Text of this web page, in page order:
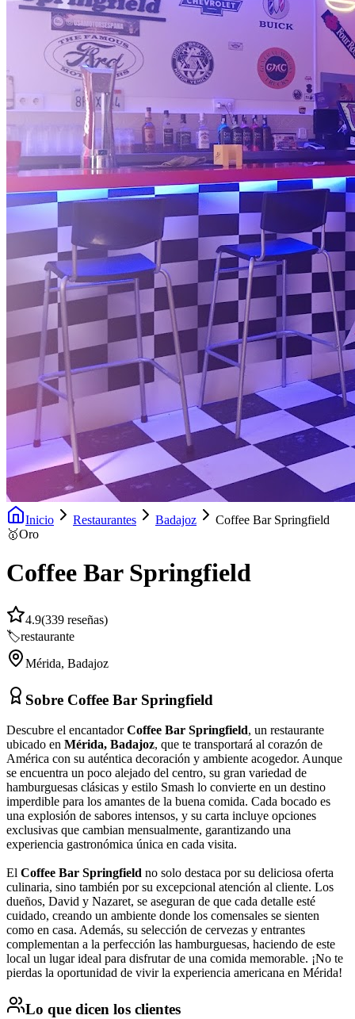
Inicio Restaurantes Badajoz
Coffee Bar Springfield
🥇Oro
Coffee Bar Springfield
4.9(339 reseñas)
🏷️restaurante
Mérida, Badajoz
Sobre Coffee Bar Springfield
Descubre el encantadorCoffee Bar Springfield, un restaurante
ubicado en Mérida, Badajoz, que te transportará al corazón de
América con su auténtica decoración y ambiente acogedor. Aunque
se encuentra un poco alejado del centro, su gran variedad de
hamburguesas clásicas y estilo Smash lo convierte en un destino
imperdible para los amantes de la buena comida. Cada bocado es
una explosión de sabores intensos, y su carta incluye opciones
exclusivas que cambian mensualmente, garantizando una
experiencia gastronómica única en cada visita.
El Coffee Bar Springfield no solo destaca por su deliciosa oferta
culinaria, sino también por su excepcional atención al cliente. Los
dueños, David y Nazaret, se aseguran de que cada detalle esté
cuidado, creando un ambiente donde los comensales se sienten
como en casa. Además, su selección de cervezas y entrantes
complementan a la perfección las hamburguesas, haciendo de este
local un lugar ideal para disfrutar de una comida memorable. ¡No te
pierdas la oportunidad de vivir la experiencia americana en Mérida!
Lo que dicen los clientes